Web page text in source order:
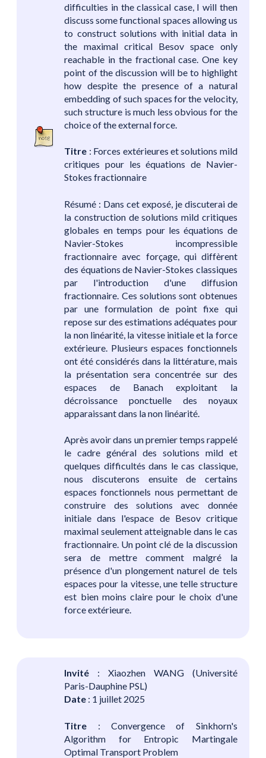
difficulties in the classical case, I will then
discuss some functional spaces allowing us
to construct solutions with initial data in
the maximal critical Besov space only
reachable in the fractional case. One key
point of the discussion will be to highlight
how despite the presence of a natural
embedding of such spaces for the velocity,
such structure is much less obvious for the
choice of the external force.
Titre : Forces extérieures et solutions mild
critiques pour les équations de Navier-
Stokes fractionnaire
Résumé : Dans cet exposé, je discuterai de
la construction de solutions mild critiques
globales en temps pour les équations de
Navier-Stokes incompressible
fractionnaire avec forçage, qui diffèrent
des équations de Navier-Stokes classiques
par l'introduction d'une diffusion
fractionnaire. Ces solutions sont obtenues
par une formulation de point fixe qui
repose sur des estimations adéquates pour
la non linéarité, la vitesse initiale et la force
extérieure. Plusieurs espaces fonctionnels
ont été considérés dans la littérature, mais
la présentation sera concentrée sur des
espaces de Banach exploitant la
décroissance ponctuelle des noyaux
apparaissant dans la non linéarité.
Après avoir dans un premier temps rappelé
le cadre général des solutions mild et
quelques difficultés dans le cas classique,
nous discuterons ensuite de certains
espaces fonctionnels nous permettant de
construire des solutions avec donnée
initiale dans l'espace de Besov critique
maximal seulement atteignable dans le cas
fractionnaire. Un point clé de la discussion
sera de mettre comment malgré la
présence d'un plongement naturel de tels
espaces pour la vitesse, une telle structure
est bien moins claire pour le choix d'une
force extérieure.
Invité : Xiaozhen WANG (Université
Paris-Dauphine PSL)
Date : 1 juillet 2025
Titre : Convergence of Sinkhorn's
Algorithm for Entropic Martingale
Optimal Transport Problem